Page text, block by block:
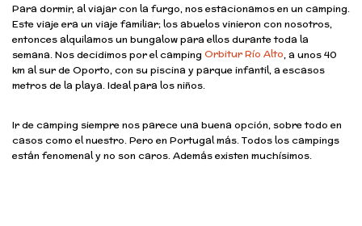
Para dormir, al viajar con la furgo, nos estacionamos en un camping.
Este viaje era un viaje familiar; los abuelos vinieron con nosotros,
entonces alquilamos un bungalow para ellos durante toda la
semana. Nos decidimos por el camping Orbitur Río Alto, a unos 40
km al sur de Oporto, con su piscina y parque infantil, a escasos
metros de la playa. Ideal para los niños.
Ir de camping siempre nos parece una buena opción, sobre todo en
casos como el nuestro. Pero en Portugal más. Todos los campings
están fenomenal y no son caros. Además existen muchísimos.